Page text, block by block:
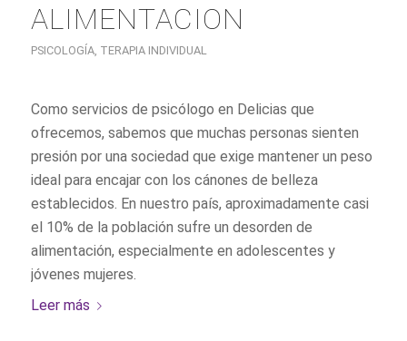
ALIMENTACION
PSICOLOGÍA, TERAPIA INDIVIDUAL
Como servicios de psicólogo en Delicias que
ofrecemos, sabemos que muchas personas sienten
presión por una sociedad que exige mantener un peso
ideal para encajar con los cánones de belleza
establecidos. En nuestro país, aproximadamente casi
el 10% de la población sufre un desorden de
alimentación, especialmente en adolescentes y
jóvenes mujeres.
Leer más